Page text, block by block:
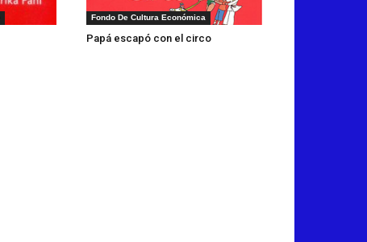
Fondo De Cultura Económica
Papá escapó con el circo